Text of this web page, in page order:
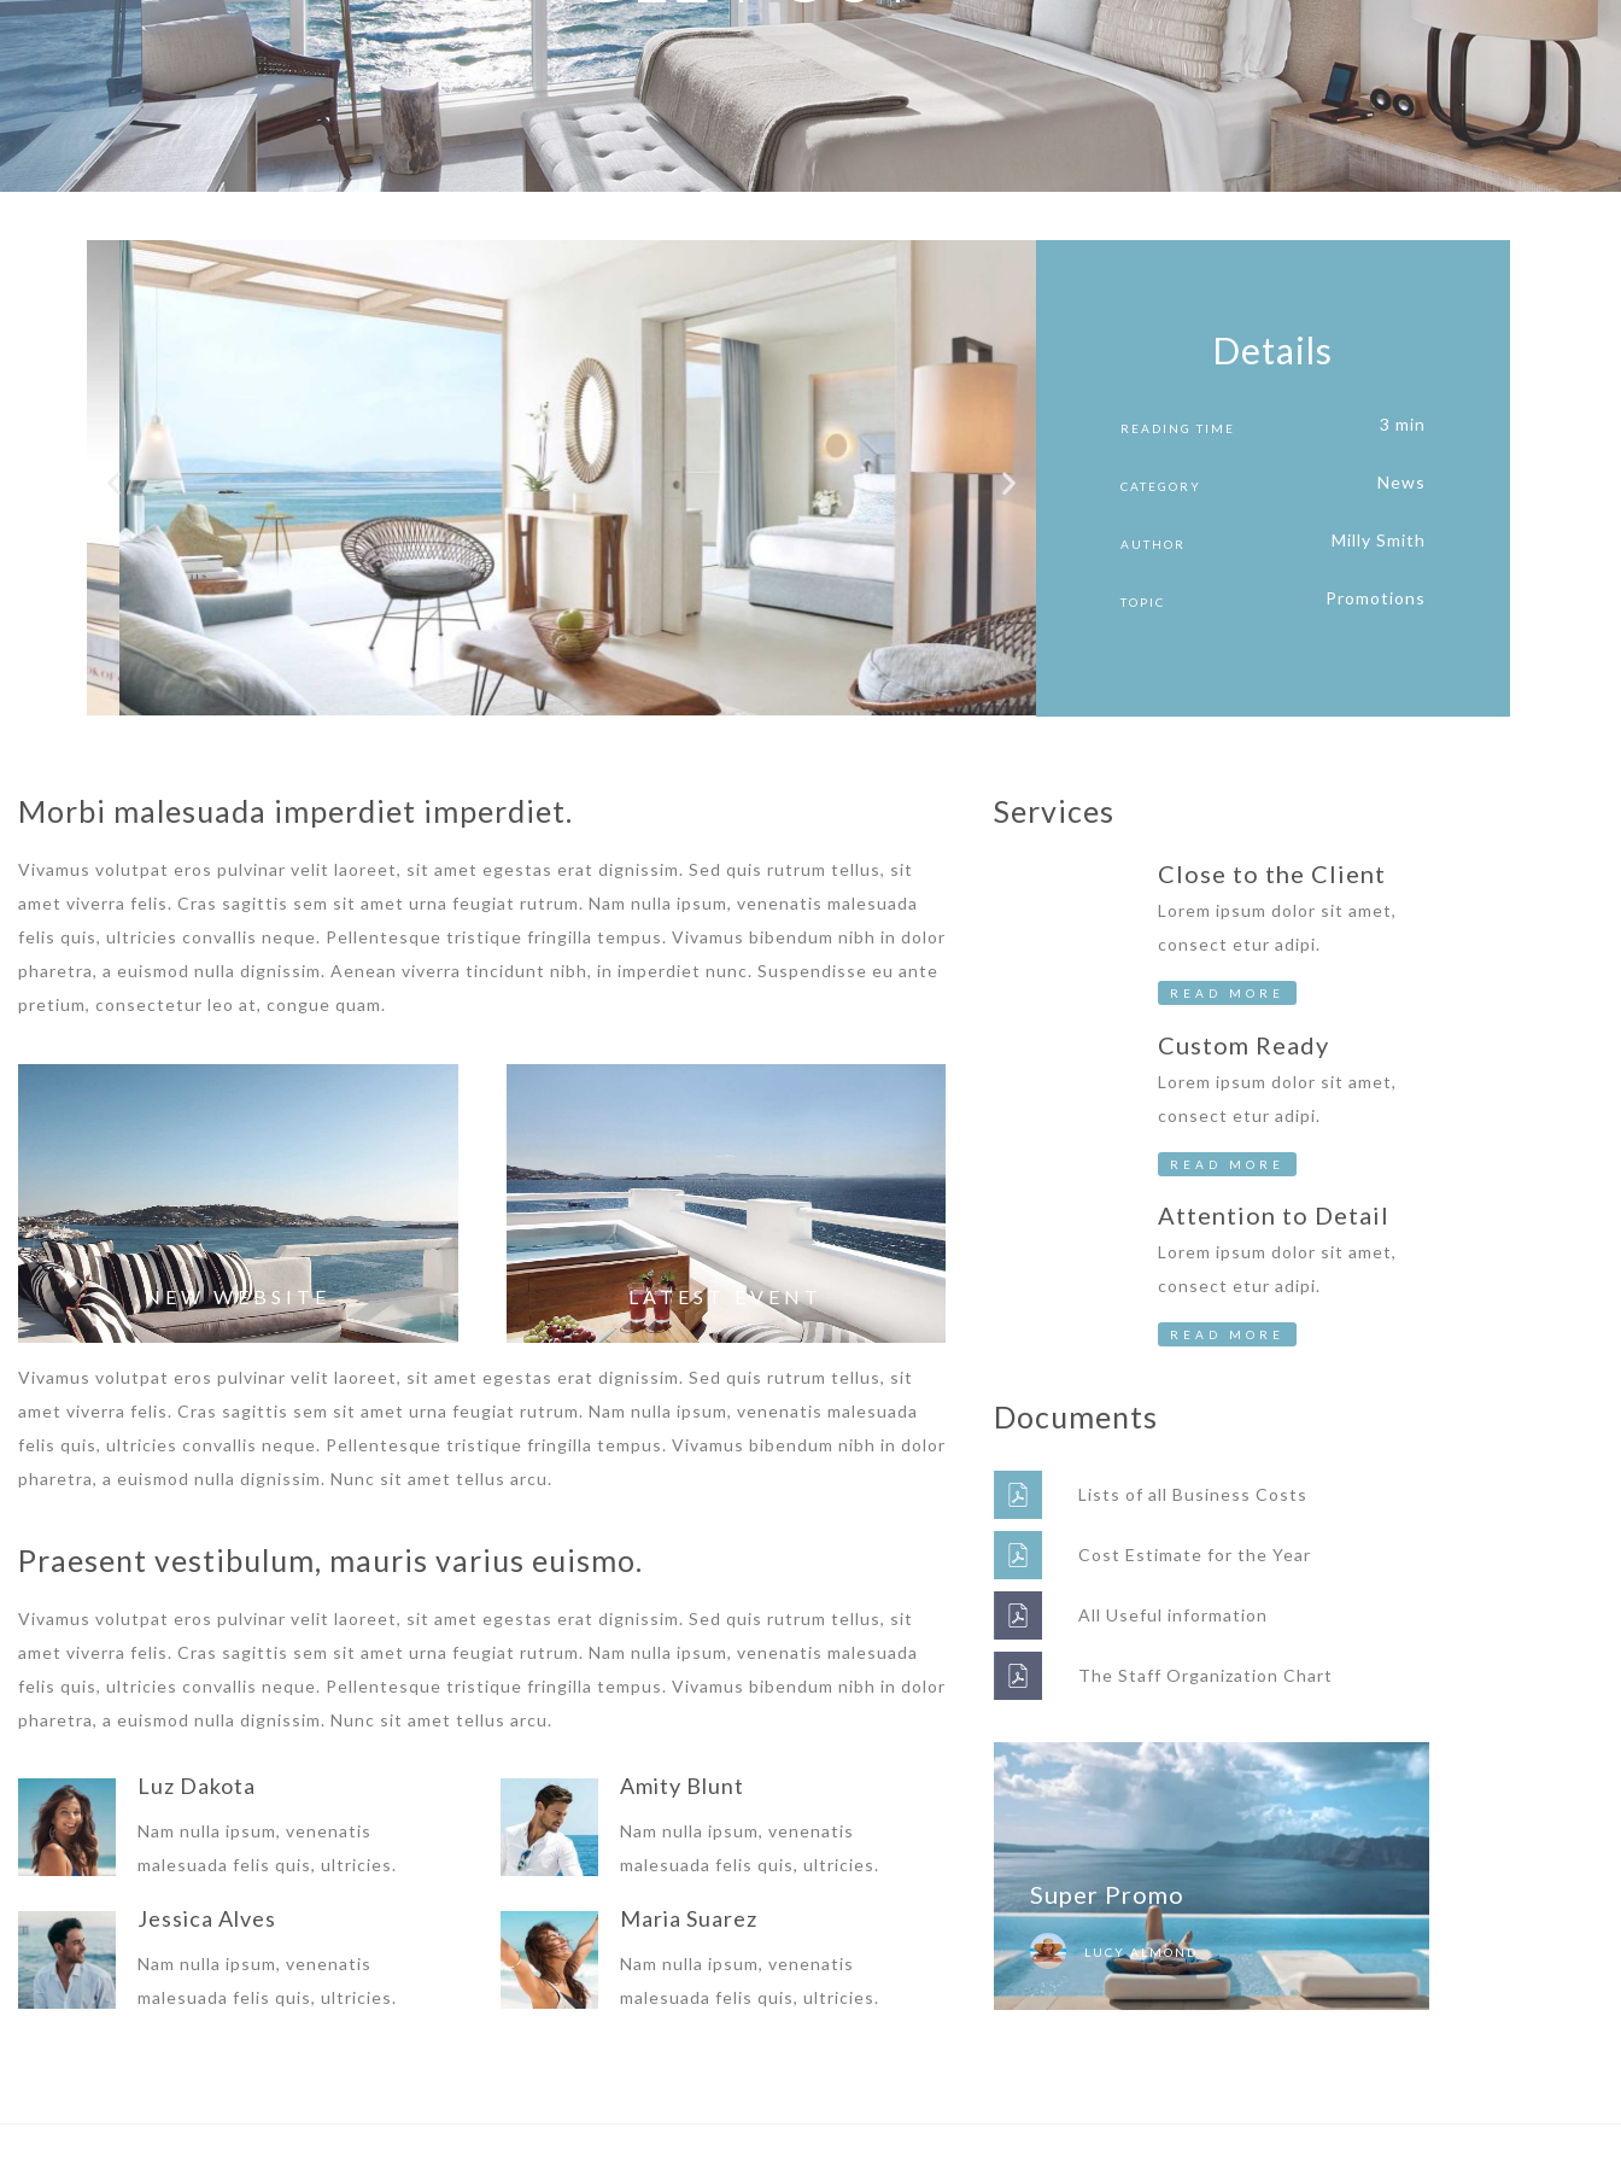
Details
READING TIME 3 min
CATEGORY News
AUTHOR Milly Smith
TOPIC Promotions
Morbi malesuada imperdiet imperdiet.
Vivamus volutpat eros pulvinar velit laoreet, sit amet egestas erat dignissim. Sed quis rutrum tellus, sit
amet viverra felis. Cras sagittis sem sit amet urna feugiat rutrum. Nam nulla ipsum, venenatis malesuada
felis quis, ultricies convallis neque. Pellentesque tristique fringilla tempus. Vivamus bibendum nibh in dolor
pharetra, a euismod nulla dignissim. Aenean viverra tincidunt nibh, in imperdiet nunc. Suspendisse eu ante
pretium, consectetur leo at, congue quam.
NEW WEBSITE LATEST EVENT
Vivamus volutpat eros pulvinar velit laoreet, sit amet egestas erat dignissim. Sed quis rutrum tellus, sit
amet viverra felis. Cras sagittis sem sit amet urna feugiat rutrum. Nam nulla ipsum, venenatis malesuada
felis quis, ultricies convallis neque. Pellentesque tristique fringilla tempus. Vivamus bibendum nibh in dolor
pharetra, a euismod nulla dignissim. Nunc sit amet tellus arcu.
Praesent vestibulum, mauris varius euismo.
Vivamus volutpat eros pulvinar velit laoreet, sit amet egestas erat dignissim. Sed quis rutrum tellus, sit
amet viverra felis. Cras sagittis sem sit amet urna feugiat rutrum. Nam nulla ipsum, venenatis malesuada
felis quis, ultricies convallis neque. Pellentesque tristique fringilla tempus. Vivamus bibendum nibh in dolor
pharetra, a euismod nulla dignissim. Nunc sit amet tellus arcu.
Luz Dakota
Nam nulla ipsum, venenatis
malesuada felis quis, ultricies.
Jessica Alves
Nam nulla ipsum, venenatis
malesuada felis quis, ultricies.
Amity Blunt
Nam nulla ipsum, venenatis
malesuada felis quis, ultricies.
Maria Suarez
Nam nulla ipsum, venenatis
malesuada felis quis, ultricies.
Services
Close to the Client
Lorem ipsum dolor sit amet,
consect etur adipi.
READ MORE
Custom Ready
Lorem ipsum dolor sit amet,
consect etur adipi.
READ MORE
Attention to Detail
Lorem ipsum dolor sit amet,
consect etur adipi.
READ MORE
Documents
Lists of all Business Costs
Cost Estimate for the Year
All Useful information
The Staff Organization Chart
Super Promo
LUCY ALMOND